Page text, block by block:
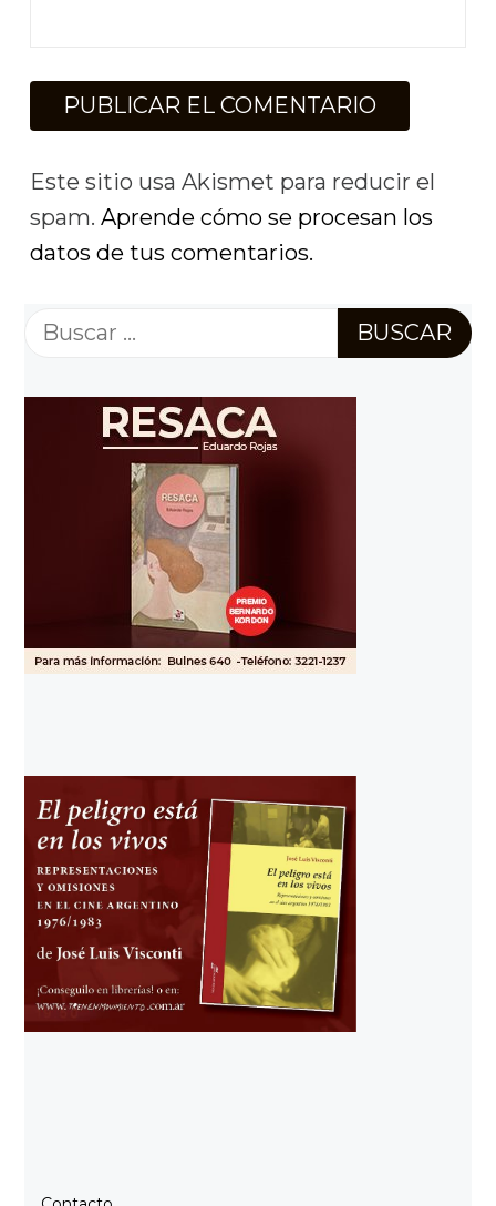
Este sitio usa Akismet para reducir el
spam. Aprende cómo se procesan los
datos de tus comentarios.
Buscar: